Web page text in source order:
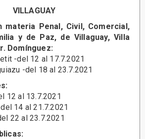
VILLAGUAY
materia Penal, Civil, Comercial,
y de Paz, de Villaguay, Villa
Domínguez:
-del 12 al 17.7.2021
-del 18 al 23.7.2021
12 al 13.7.2021
14 al 21.7.2021
22 al 23.7.2021